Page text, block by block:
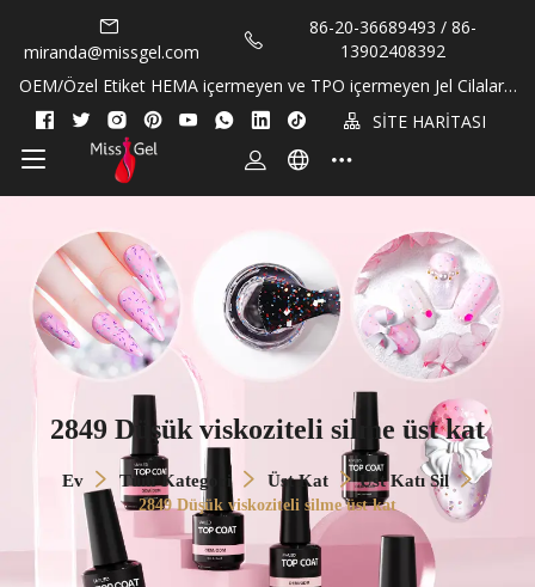
miranda@missgel.com
86-20-36689493 / 86-
13902408392
OEM/Özel Etiket HEMA içermeyen ve TPO içermeyen Jel Cilalar v
e Tırnak Eti Yağları!
SİTE HARİTASI
2849 Düşük viskoziteli silme üst kat
Ev Tüm Kategori Üst Kat Üst Katı Sil
2849 Düşük viskoziteli silme üst kat